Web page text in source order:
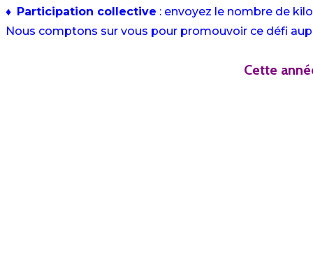
♦ Participation collective : envoyez le nombre de
Nous comptons sur vous pour promouvoir ce défi
Cette